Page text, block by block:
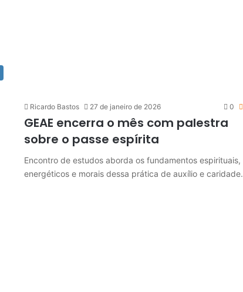
Ricardo Bastos 27 de janeiro de 2026 0
GEAE encerra o mês com palestra
sobre o passe espírita
Encontro de estudos aborda os fundamentos espirituais,
energéticos e morais dessa prática de auxílio e caridade.